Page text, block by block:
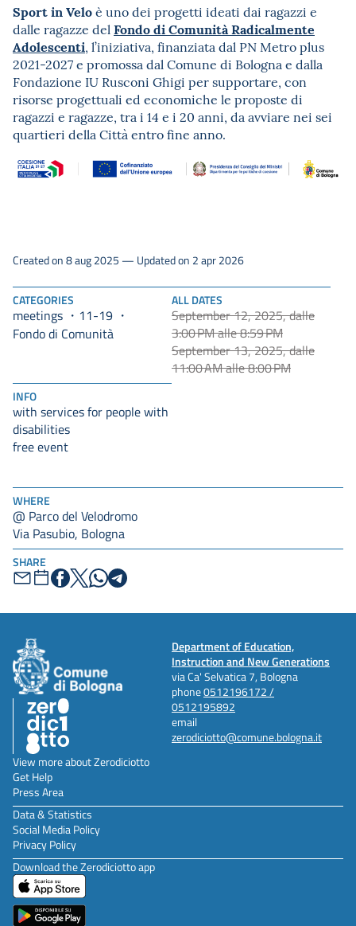
WHERE
@ Parco del Velodromo
Via Pasubio, Bologna
SHARE
Sport in Veloè uno dei progetti ideati dai ragazzi e
dalle ragazze del Fondo di Comunità Radicalmente
Adolescenti, l’iniziativa, finanziata dal PN Metro plus
2021-2027 e promossa dal Comune di Bologna e dalla
Fondazione IU Rusconi Ghigi per supportare, con
risorse progettuali ed economiche le proposte di
ragazzi e ragazze, tra i 14 e i 20 anni, da avviare nei sei
quartieri della Città entro fine anno.
CATEGORIES
meetings
11-19
Fondo di Comunità
ALL DATES
September 12, 2025, dalle
3:00 PM alle 8:59 PM
September 13, 2025, dalle
11:00 AM alle 8:00 PM
INFO
with services for people with
disabilities
free event
Created on 8 aug 2025 — Updated on 2 apr 2026
Department of Education,
Instruction and New Generations
via Ca' Selvatica 7, Bologna
phone0512196172 /
0512195892
email
zerodiciotto@comune.bologna.it
View more about Zerodiciotto
Get Help
Press Area
Data & Statistics
Social Media Policy
Privacy Policy
Download the Zerodiciotto app